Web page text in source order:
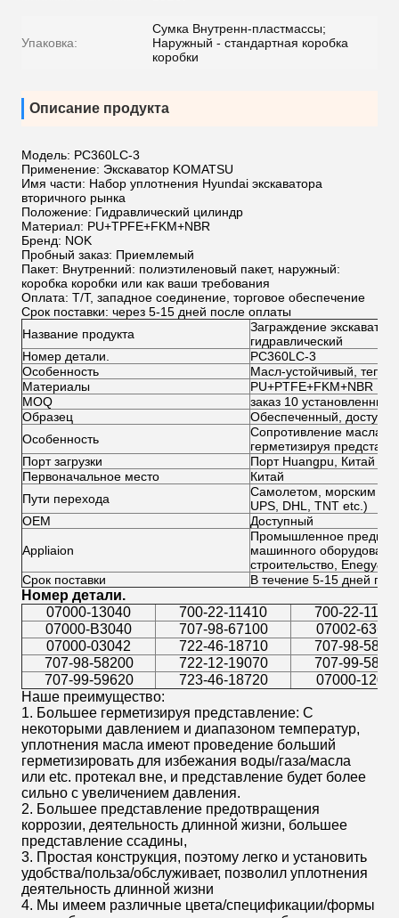
Упаковка:
Сумка Внутренн-пластмассы;
Наружный - стандартная коробка
коробки
Описание продукта
Модель: PC360LC-3
Применение: Экскаватор KOMATSU
Имя части: Набор уплотнения Hyundai экскаватора
вторичного рынка
Положение: Гидравлический цилиндр
Материал: PU+TPFE+FKM+NBR
Бренд: NOK
Пробный заказ: Приемлемый
Пакет: Внутренний: полиэтиленовый пакет, наружный:
коробка коробки или как ваши требования
Оплата: T/T, западное соединение, торговое обеспечение
Срок поставки: через 5-15 дней после оплаты
Название продукта
Заграждение
гидравлический
Номер детали.
PC360LC-3
Особенность
Масл-устойчивый,
Материалы
PU+PTFE+FKM+NBR
MOQ
заказ 10
Образец
Обеспеченный,
Особенность
Сопротивление масла,
герметизируя
Порт загрузки
Порт Huangpu, Китай
Первоначальное место
Китай
Пути перехода
Самолетом, морским
UPS, DHL, TNT etc.)
OEM
Доступный
Appliaion
Промышленное
машинного
строительство,
Срок поставки
В течение 5-15 дней
Номер детали.
07000-13040
700-22-11410
700-22-
07000-B3040
707-98-67100
07002-
07000-03042
722-46-18710
707-98-
707-98-58200
722-12-19070
707-99-
707-99-59620
723-46-18720
07000-
Наше преимущество:
1. Большее герметизируя представление: С
некоторыми давлением и диапазоном температур,
уплотнения масла имеют проведение больший
герметизировать для избежания воды/газа/масла
или etc. протекал вне, и представление будет более
сильно с увеличением давления.
2. Большее представление предотвращения
коррозии, деятельность длинной жизни, большее
представление ссадины,
3. Простая конструкция, поэтому легко и установить
удобства/польза/обслуживает, позволил уплотнения
деятельность длинной жизни
4. Мы имеем различные цвета/спецификации/формы